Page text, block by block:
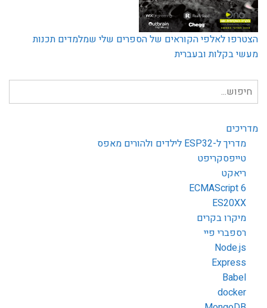
הצטרפו לאלפי הקוראים של הספרים שלי שמלמדים תכנות
מעשי בקלות ובעברית
חיפוש
עבור:
מדריכים
מדריך ל-ESP32 לילדים ולהורים מאפס
טייפסקריפט
ריאקט
ECMAScript 6
ES20XX
מיקרו בקרים
רספברי פיי
Node.js
Express
Babel
docker